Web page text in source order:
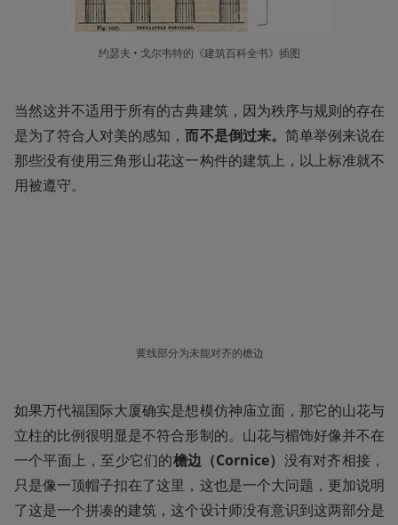
约瑟夫 • 戈尔韦特的《建筑百科全书》插图
当然这并不适用于所有的古典建筑，因为秩序与规则的存在
是为了符合人对美的感知，而不是倒过来。 简单举例来说在
那些没有使用三角形山花这一构件的建筑上，以上标准就不
用被遵守。
黄线部分为未能对齐的檐边
如果万代福国际大厦确实是想模仿神庙立面，那它的山花与
立柱的比例很明显是不符合形制的。山花与楣饰好像并不在
一个平面上，至少它们的檐边（Cornice） 没有对齐相接，
只是像一顶帽子扣在了这里，这也是一个大问题，更加说明
了这是一个拼凑的建筑，这个设计师没有意识到这两部分是